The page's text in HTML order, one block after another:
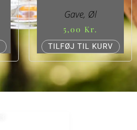
Gave, Øl
5,00 Kr.
TILFØJ TIL KURV